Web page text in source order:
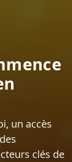
un accès
clés de